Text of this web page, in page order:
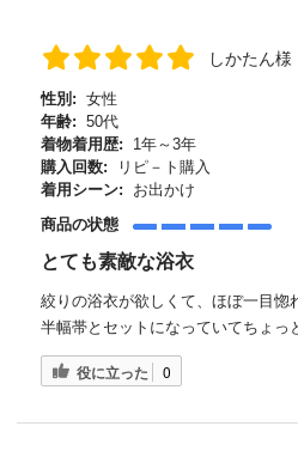
しかたん様
性別: 女性
年齢: 50代
着物着用歴:
1年～3年
購入回数:
リピ－ト購入
着用シーン:
お出かけ
商品の状態
とても素敵な浴衣
絞りの浴衣が欲しくて、ほぼ一目惚
半幅帯とセットになっていてちょっ
役に立った 0